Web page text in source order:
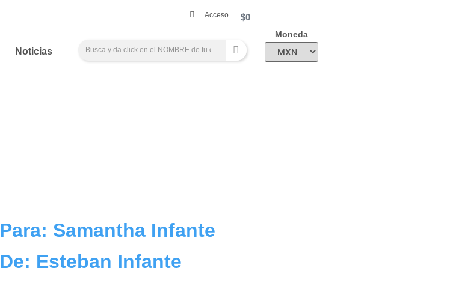
Acceso $0
Noticias
Moneda
Para: Samantha Infante
De: Esteban Infante